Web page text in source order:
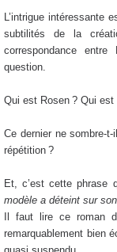
L’intrigue intéressante
subtilités de la
correspondance
question.
Qui est Rosen ? Qui est
Ce dernier ne sombre-
répétition ?
Et, c’est cette phrase
modèle a déteint sur
Il faut lire ce roman
remarquablement bien